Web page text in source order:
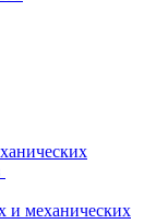
и механических